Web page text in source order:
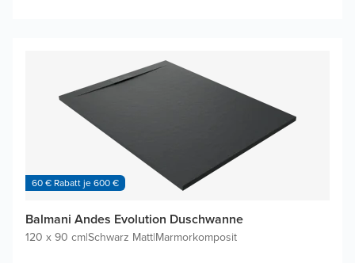
60 € Rabatt je 600 €
Balmani Andes Evolution Duschwanne
120 x 90 cm|Schwarz Matt|Marmorkomposit